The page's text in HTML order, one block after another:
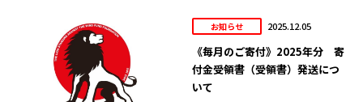
お知らせ 2025.12.05
《毎月のご寄付》2025年分 寄
付金受領書（受領書）発送につ
いて